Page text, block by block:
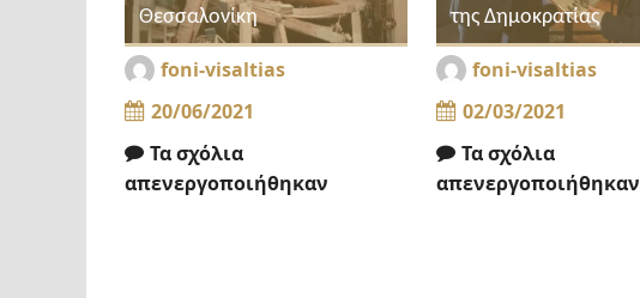
Θεσσαλονίκη
foni-visaltias
20/06/2021
Τα σχόλια
απενεργοποιήθηκαν
της Δημοκρατίας
foni-visaltias
02/03/2021
Τα σχόλια
απενεργοποιήθηκαν